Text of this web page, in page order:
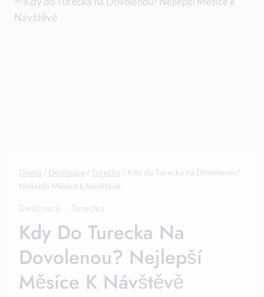
Domů / Destinace /Turecko / Kdy do Turecka na Dovolenou?
Nejlepší Měsíce k Návštěvě
Destinace · Turecko
Kdy Do Turecka Na
Dovolenou? Nejlepší
Měsíce K Návštěvě